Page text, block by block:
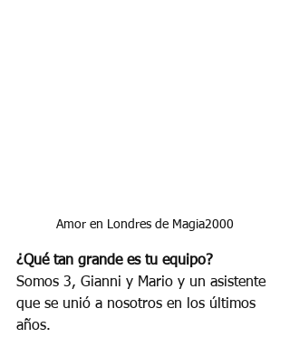
Amor en Londres de Magia2000
¿Qué tan grande es tu equipo?
Somos 3, Gianni y Mario y un asistente
que se unió a nosotros en los últimos
años.